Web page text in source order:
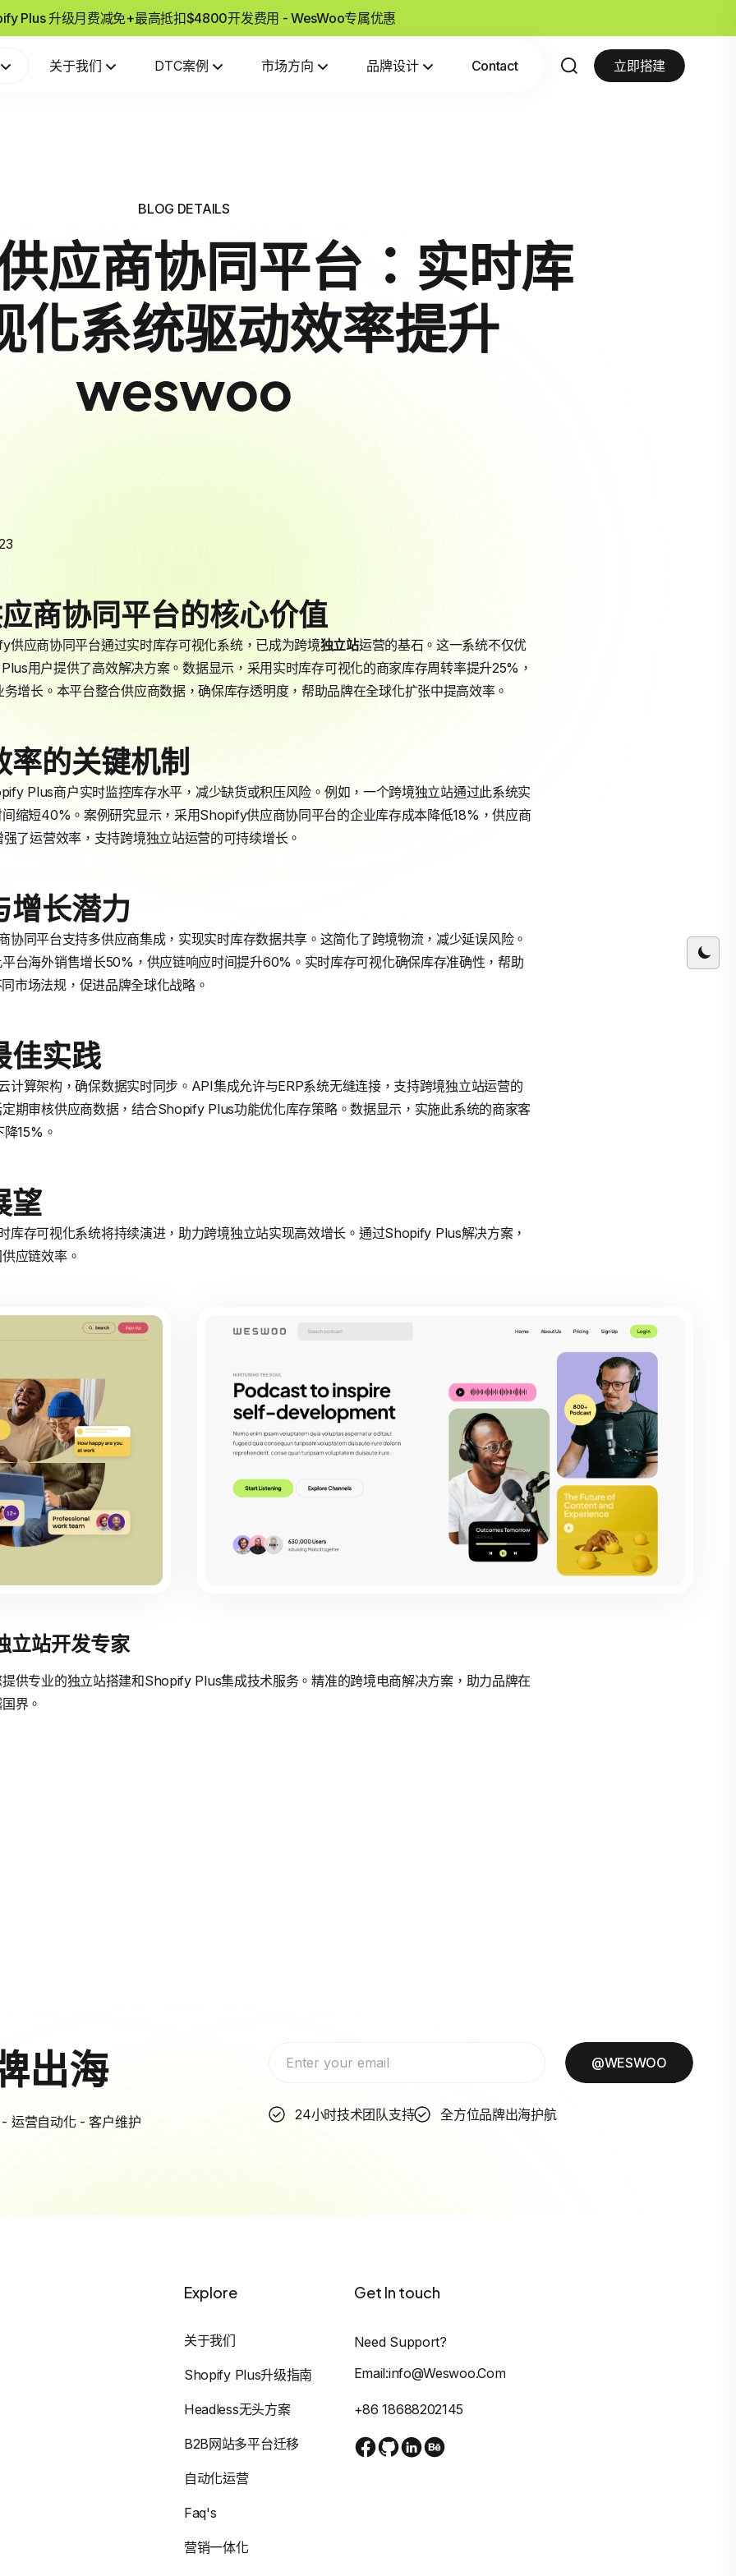
Plus 升级月费减免+最高抵扣$4800开发费用 - WesWoo专属优惠
关于我们 DTC案例 市场方向 品牌设计 Contact 立即搭建
BLOG DETAILS
应商协同平台：实时库
化系统驱动效率提升
weswoo
商协同平台的核心价值
供应商协同平台通过实时库存可视化系统，已成为跨境独立站运营的基石。这一系统不仅优
用户提供了高效解决方案。数据显示，采用实时库存可视化的商家库存周转率提升25%，
增长。本平台整合供应商数据，确保库存透明度，帮助品牌在全球化扩张中提高效率。
的关键机制
Plus商户实时监控库存水平，减少缺货或积压风险。例如，一个跨境独立站通过此系统实
缩短40%。案例研究显示，采用Shopify供应商协同平台的企业库存成本降低18%，供应商
了运营效率，支持跨境独立站运营的可持续增长。
增长潜力
协同平台支持多供应商集成，实现实时库存数据共享。这简化了跨境物流，减少延误风险。
台海外销售增长50%，供应链响应时间提升60%。实时库存可视化确保库存准确性，帮助
市场法规，促进品牌全球化战略。
佳实践
计算架构，确保数据实时同步。API集成允许与ERP系统无缝连接，支持跨境独立站运营的
期审核供应商数据，结合Shopify Plus功能优化库存策略。数据显示，实施此系统的商家客
15%。
望
库存可视化系统将持续演进，助力跨境独立站实现高效增长。通过Shopify Plus解决方案，
应链效率。
立站开发专家
供专业的独立站搭建和Shopify Plus集成技术服务。精准的跨境电商解决方案，助力品牌在
界。
出海
运营自动化 - 客户维护
@WESWOO
24小时技术团队支持 全方位品牌出海护航
Explore
关于我们
Shopify Plus升级指南
Headless无头方案
B2B网站多平台迁移
自动化运营
Faq's
营销一体化
Get In touch
Need Support?
Email:info@weswoo.com
+86 18688202145